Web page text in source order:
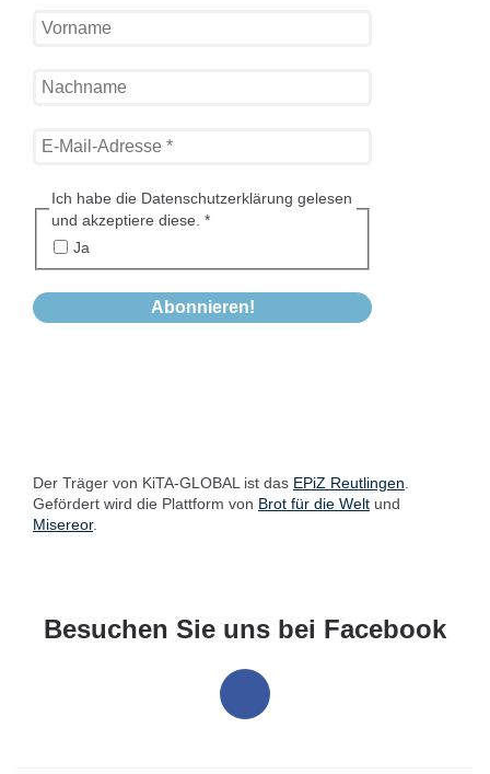
Ich habe die Datenschutzerklärung gelesen
und akzeptiere diese. *
Ja
Der Träger von KiTA-GLOBAL ist das EPiZ Reutlingen
Gefördert wird die Plattform von Brot für die Welt und
Misereor.
Besuchen Sie uns bei Facebook